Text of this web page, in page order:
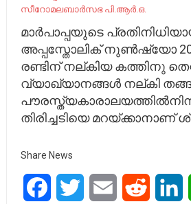
സീറോമലബാർസഭ പി.ആർ.ഒ.
മാർപാപ്പയുടെ
അപ്പസ്തോലിക് നുൺഷ്യോ
രണ്ടിന് നല്കിയ കത്തിനു
വ്യാഖ്യാനങ്ങൾ നല്കി
തിരിച്ചടിയെ മറയ്ക്കാനാണ്
Share News
FacebookTwitter Email Reddit